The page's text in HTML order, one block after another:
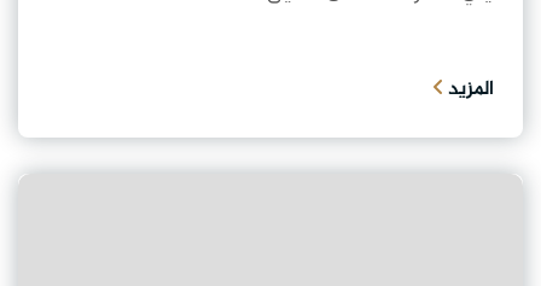
المزيد